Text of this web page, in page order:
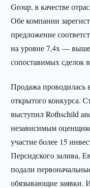
Group, в качестве
Обе компании
предложение
на уровне 7,4x —
сопоставимых сделок
Продажа проводилась
открытого конкурса.
выступил Rothschild
независимым
участие более 15
Персидского залива,
подали
обязывающие заявки.